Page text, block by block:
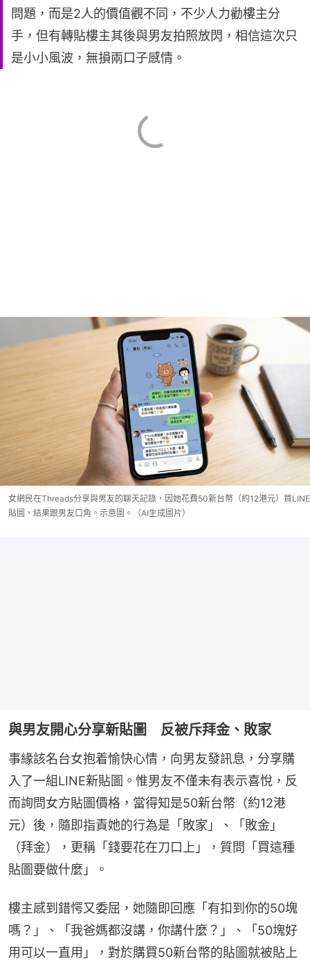
問題，而是2人的價值觀不同，不少人力勸樓主分
手，但有轉貼樓主其後與男友拍照放閃，相信這次只
是小小風波，無損兩口子感情。
女網民在Threads分享與男友的聊天記錄，因她花費50新台幣（約12港元）買LINE
貼圖，結果跟男友口角。示意圖。（AI生成圖片）
與男友開心分享新貼圖 反被斥拜金、敗家
事緣該名台女抱着愉快心情，向男友發訊息，分享購
入了一組LINE新貼圖。惟男友不僅未有表示喜悅，反
而詢問女方貼圖價格，當得知是50新台幣（約12港
元）後，隨即指責她的行為是「敗家」、「敗金」
（拜金），更稱「錢要花在刀口上」，質問「買這種
貼圖要做什麼」。
樓主感到錯愕又委屈，她隨即回應「有扣到你的50塊
嗎？」、「我爸媽都沒講，你講什麼？」、「50塊好
用可以一直用」，對於購買50新台幣的貼圖就被貼上